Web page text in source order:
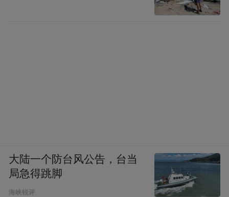
大陆一个防台风公告，台当
局急得跳脚
海峡锐评